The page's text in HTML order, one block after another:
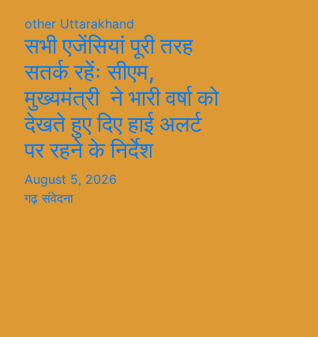
other Uttarakhand
सभी एजेंसियां पूरी तरह
सतर्क रहेंः सीएम,
मुख्यमंत्री ने भारी वर्षा को
देखते हुए दिए हाई अलर्ट
पर रहने के निर्देश
August 5, 2026
गढ़ संवेदना